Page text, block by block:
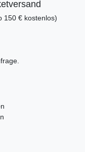
150 € kostenlos)